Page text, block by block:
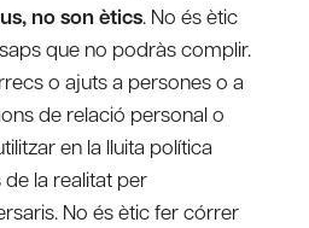
no son ètics. No és ètic
que no podràs complir.
o ajuts a persones o a
de relació personal o
en la lluita política
la realitat per
No és ètic fer córrer